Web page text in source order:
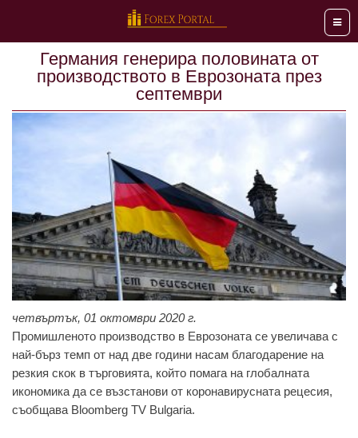
Меню
Германия генерира половината от
производството в Еврозоната през
септември
четвъртък, 01 октомври 2020 г.
Промишленото производство в Eврозоната се увеличава с
най-бърз темп от над две години насам благодарение на
резкия скок в търговията, който помага на глобалната
икономика да се възстанови от коронавирусната рецесия,
съобщава Bloomberg TV Bulgaria.